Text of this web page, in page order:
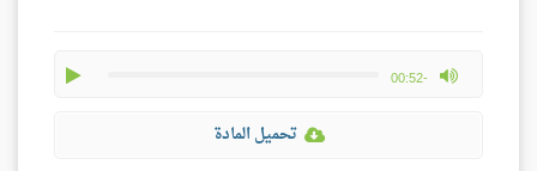
-00:52
max volume
تحميل المادة